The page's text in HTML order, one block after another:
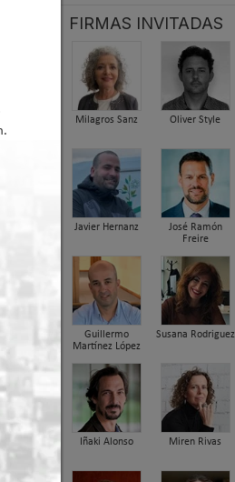
FIRMAS INVITADAS
Milagros Sanz Oliver Style
Javier Hernanz
José Ramón
Freire
Guillermo
Martínez López
Susana Rodriguez
Iñaki Alonso Miren Rivas